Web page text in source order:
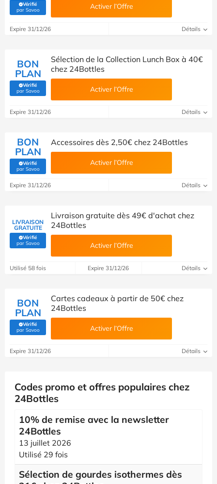
Vérifié
par Savoo(Vérifié par Savoo) Activer l’Offre
Expire 31/12/26 Détails
BON
PLAN
Vérifié
par Savoo(Vérifié par Savoo)
Sélection de la Collection Lunch Box à 40€
chez 24Bottles
Activer l’Offre
Expire 31/12/26 Détails
BON
PLAN
Vérifié
par Savoo(Vérifié par Savoo)
Accessoires dès 2,50€ chez 24Bottles
Activer l’Offre
Expire 31/12/26 Détails
LIVRAISON
GRATUITE
Vérifié
par Savoo(Vérifié par Savoo)
Livraison gratuite dès 49€ d'achat chez
24Bottles
Activer l’Offre
Utilisé 58 fois Expire 31/12/26 Détails
BON
PLAN
Vérifié
par Savoo(Vérifié par Savoo)
Cartes cadeaux à partir de 50€ chez
24Bottles
Activer l’Offre
Expire 31/12/26 Détails
Codes promo et offres populaires chez
24Bottles
10% de remise avec la newsletter
24Bottles
13 juillet 2026
Utilisé 29 fois
Sélection de gourdes isothermes dès